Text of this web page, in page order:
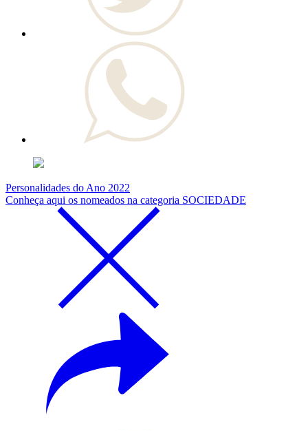
Personalidades do Ano 2022
Conheça aqui os nomeados na categoria SOCIEDADE